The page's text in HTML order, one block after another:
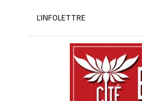
L’INFOLETTRE